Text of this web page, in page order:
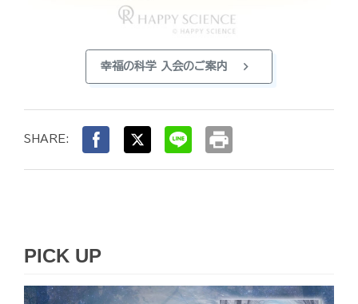
幸福の科学 入会のご案内 chevron_right
SHARE: print
PICK UP